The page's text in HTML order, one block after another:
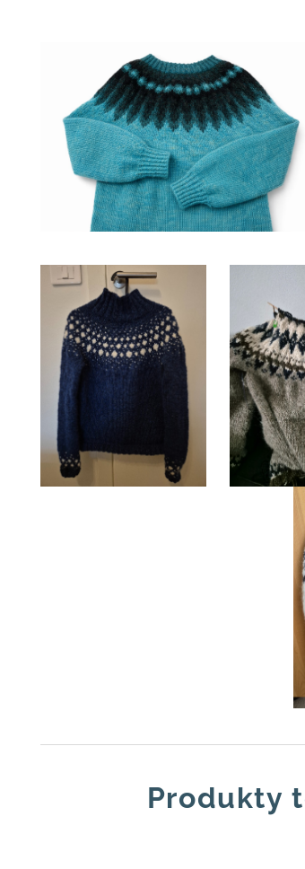
Produkty